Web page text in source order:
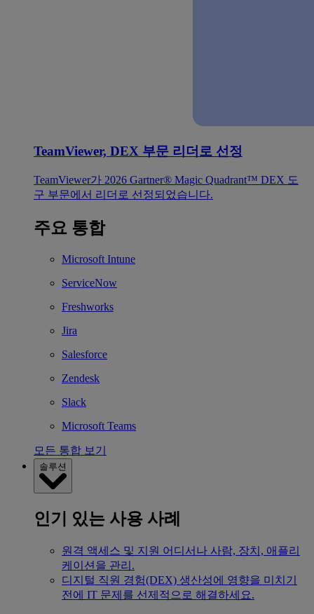
TeamViewer, DEX 부문 리더로 선정
TeamViewer가 2026 Gartner® Magic Quadrant™ DEX 도
구 부문에서 리더로 선정되었습니다.
주요 통합
Microsoft Intune
ServiceNow
Freshworks
Jira
Salesforce
Zendesk
Slack
Microsoft Teams
모든 통합 보기
솔루션
인기 있는 사용 사례
원격 액세스 및 지원 어디서나 사람, 장치, 애플리
케이션을 관리.
디지털 직원 경험(DEX) 생산성에 영향을 미치기
전에 IT 문제를 선제적으로 해결하세요.